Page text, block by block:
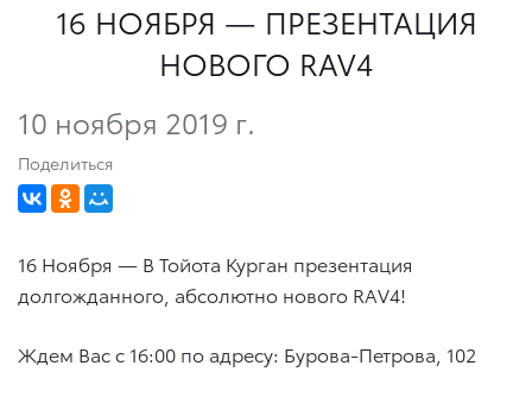
16 НОЯБРЯ — ПРЕЗЕНТАЦИЯ
НОВОГО RAV4
10 ноября 2019 г.
Поделиться
16 Ноября — В Тойота Курган презентация
долгожданного, абсолютно нового RAV4!
Ждем Вас с 16:00 по адресу: Бурова-Петрова, 102